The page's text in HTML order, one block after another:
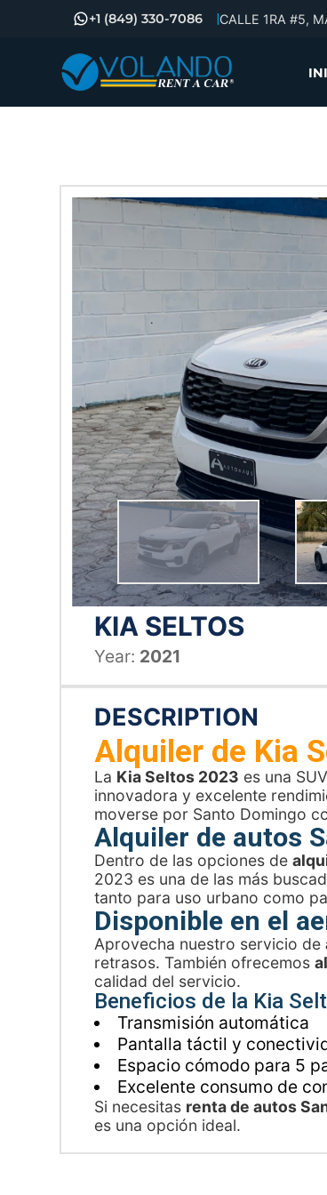
+1 (849) 330-7086 CALLE 1RA #5,
KIA SELTOS
Year: 2021
DESCRIPTION
Alquiler de Kia
La Kia Seltos 2023 es una
innovadora y excelente
moverse por Santo Domingo
Alquiler de autos
Dentro de las opciones de
2023 es una de las más
tanto para uso urbano como
Disponible en el
Aprovecha nuestro servicio de
retrasos. También ofrecemos
calidad del servicio.
Beneficios de la Kia
Transmisión automática
Pantalla táctil y
Espacio cómodo para 5
Excelente consumo de
Si necesitas renta de autos
es una opción ideal.